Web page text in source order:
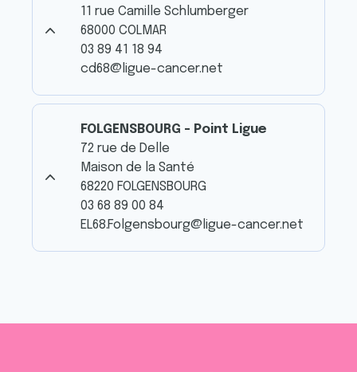
11 rue Camille Schlumberger
68000 COLMAR
03 89 41 18 94
cd68@ligue-cancer.net
FOLGENSBOURG - Point Ligue
72 rue de Delle
Maison de la Santé
68220 FOLGENSBOURG
03 68 89 00 84
EL68.Folgensbourg@ligue-cancer.net